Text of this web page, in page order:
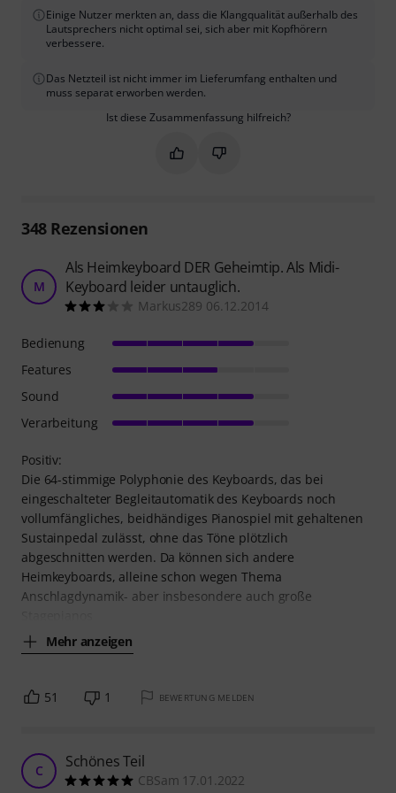
Einige Nutzer merkten an, dass die Klangqualität außerhalb des
Lautsprechers nicht optimal sei, sich aber mit Kopfhörern
verbessere.
Das Netzteil ist nicht immer im Lieferumfang enthalten und
muss separat erworben werden.
Ist diese Zusammenfassung hilfreich?
Markieren Sie diese
Markieren Sie diese
348Rezensionen
M
Als Heimkeyboard DER Geheimtip. Als Midi-
Keyboard leider untauglich.
Markus289 06.12.2014
Positiv:
Die 64-stimmige Polyphonie des Keyboards, das bei
eingeschalteter Begleitautomatik des Keyboards noch
vollumfängliches, beidhändiges Pianospiel mit gehaltenen
Sustainpedal zulässt, ohne das Töne plötzlich
abgeschnitten werden. Da können sich andere
Heimkeyboards, alleine schon wegen Thema
Anschlagdynamik- aber insbesondere auch große
Mehr anzeigen
Bedienung
Features
Sound
Verarbeitung
51 1 BEWERTUNG MELDEN
C Schönes Teil
CBSam 17.01.2022